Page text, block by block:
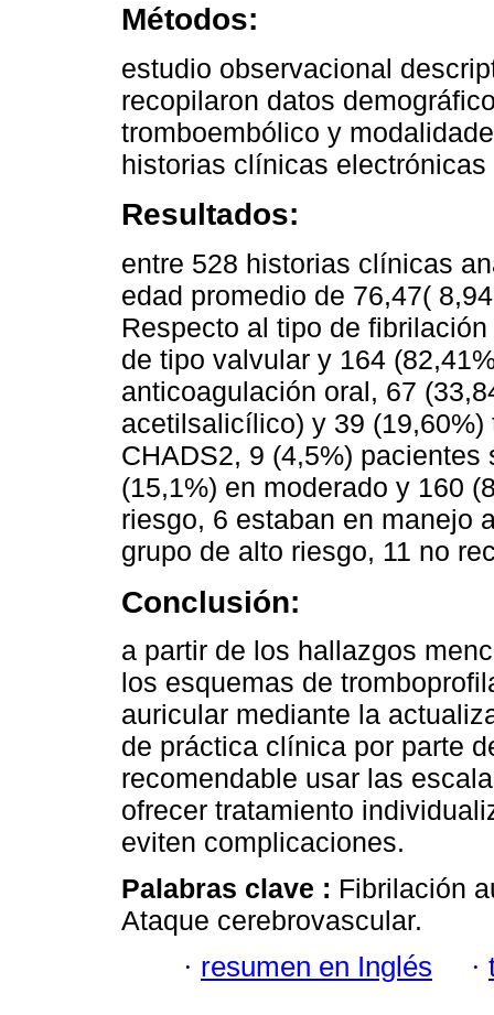
Métodos:
estudio observacional
recopilaron datos
tromboembólico y
historias clínicas
Resultados:
entre 528 historias clínicas
edad promedio de 76,47(
Respecto al tipo de
de tipo valvular y 164
anticoagulación oral, 67
acetilsalicílico) y 39
CHADS2, 9 (4,5%)
(15,1%) en moderado y 160
riesgo, 6 estaban en manejo
grupo de alto riesgo, 11 no
Conclusión:
a partir de los hallazgos
los esquemas de
auricular mediante la
de práctica clínica por parte
recomendable usar las
ofrecer tratamiento
eviten complicaciones.
Palabras clave : Fibrilación
Ataque cerebrovascular.
· resumen en Inglés ·